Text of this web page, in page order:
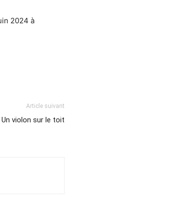
2024 à
Article suivant
Un violon sur le toit